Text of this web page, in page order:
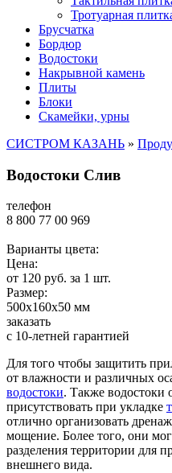
Тротуарная
Брусчатка
Бордюр
Водостоки
Накрывной камень
Плиты
Блоки
Скамейки, урны
СИСТРОМ КАЗАНЬ »
Водостоки Слив
телефон
8 800 77 00 969
Варианты цвета:
Цена:
от 120 руб. за 1 шт.
Размер:
500х160х50 мм
заказать
с 10-летней гарантией
Для того чтобы защитить
от влажности и различных
водостоки. Также водостоки
присутствовать при укладке
отлично организовать
мощение. Более того, они
разделения территории для
внешнего вида.